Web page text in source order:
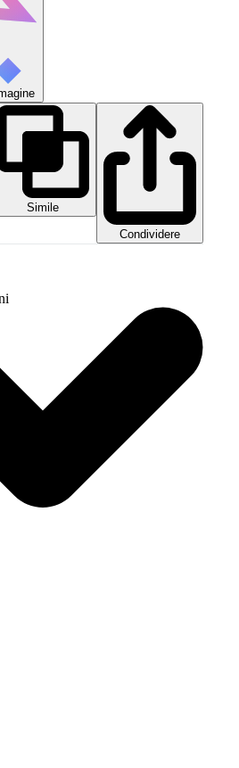
Simile
Condividere